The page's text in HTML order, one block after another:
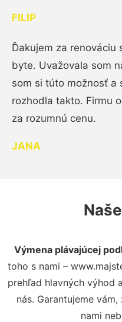
FILIP
Ďakujem za renováciu
byte. Uvažovala som
som si túto možnosť a
rozhodla takto. Firmu
za rozumnú cenu.
JANA
Výmena plávajúcej
toho s nami –
prehľad hlavných výhod
nás. Garantujeme
nami